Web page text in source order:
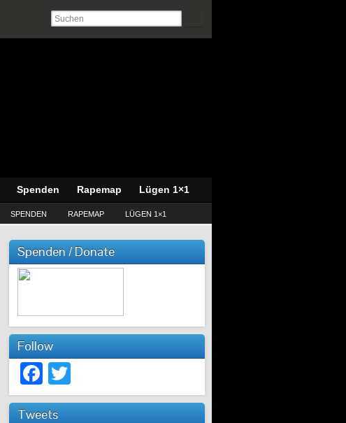
Spenden Rapemap Lügen 1×1
SPENDEN RAPEMAP LÜGEN 1×1
Spenden / Donate
Follow
Facebook
Tweets